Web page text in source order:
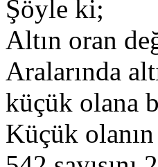
Şöyle ki;
Altın oran
Aralarında
küçük olana
Küçük